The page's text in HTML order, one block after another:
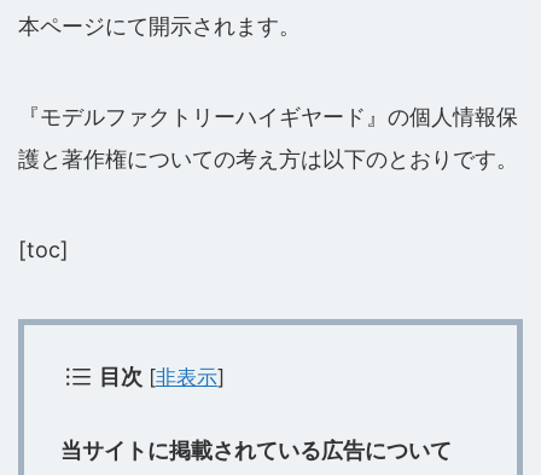
本ページにて開示されます。
『モデルファクトリーハイギヤード』の個人情報保
護と著作権についての考え方は以下のとおりです。
[toc]
目次 [非表示]
当サイトに掲載されている広告について